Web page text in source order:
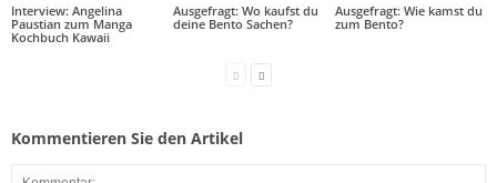
Interview: Angelina
Paustian zum Manga
Kochbuch Kawaii
Ausgefragt: Wo kaufst du
deine Bento Sachen?
Ausgefragt: Wie kamst du
zum Bento?
Kommentieren Sie den Artikel